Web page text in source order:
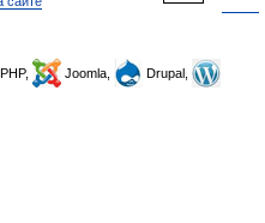
Joomla,
Drupal,